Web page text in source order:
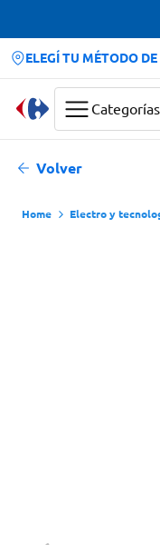
ELEGÍ TU MÉTODO
Categorías
Volver
Electro y
Términos